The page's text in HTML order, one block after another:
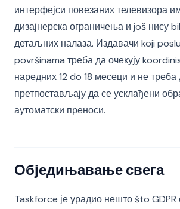
интерфејси повезаних телевизора
дизајнерска ограничења и još нису
детаљних налаза. Издавачи koji
površinama треба да очекују
наредних 12 do 18 месеци и не треба
претпостављају да се усклађени
аутоматски преноси.
Обједињавање свега
Taskforce је урадио нешто što GDPR